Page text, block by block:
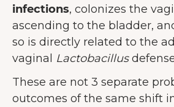
infections, colonizes the
ascending to the bladder,
so is directly related to the
vaginal Lactobacillus
These are not 3 separate
outcomes of the same shift